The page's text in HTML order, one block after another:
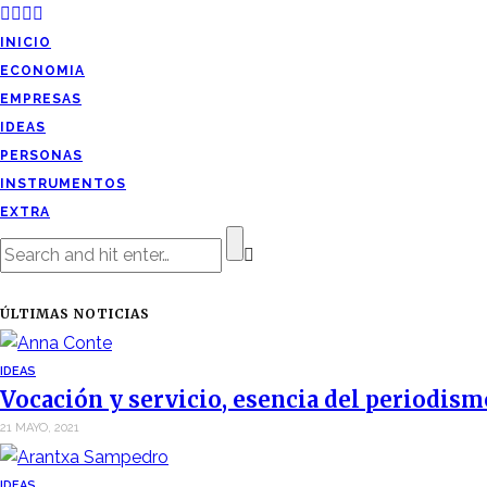
INICIO
ECONOMIA
EMPRESAS
IDEAS
PERSONAS
INSTRUMENTOS
EXTRA
ÚLTIMAS NOTICIAS
IDEAS
Vocación y servicio, esencia del
21 MAYO, 2021